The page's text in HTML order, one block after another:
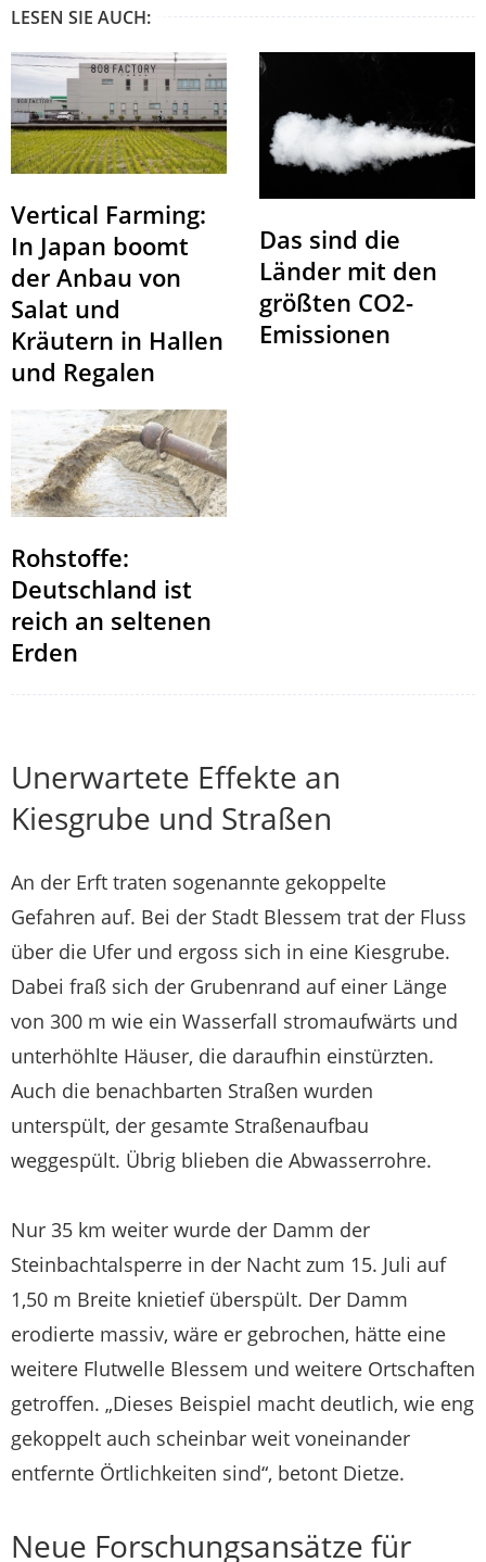
LESEN SIE AUCH:
Vertical Farming:
In Japan boomt
der Anbau von
Salat und
Kräutern in Hallen
und Regalen
Das sind die
Länder mit den
größten CO2-
Emissionen
Rohstoffe:
Deutschland ist
reich an seltenen
Erden
Unerwartete Effekte an
Kiesgrube und Straßen
An der Erft traten sogenannte gekoppelte
Gefahren auf. Bei der Stadt Blessem trat der Fluss
über die Ufer und ergoss sich in eine Kiesgrube.
Dabei fraß sich der Grubenrand auf einer Länge
von 300 m wie ein Wasserfall stromaufwärts und
unterhöhlte Häuser, die daraufhin einstürzten.
Auch die benachbarten Straßen wurden
unterspült, der gesamte Straßenaufbau
weggespült. Übrig blieben die Abwasserrohre.
Nur 35 km weiter wurde der Damm der
Steinbachtalsperre in der Nacht zum 15. Juli auf
1,50 m Breite knietief überspült. Der Damm
erodierte massiv, wäre er gebrochen, hätte eine
weitere Flutwelle Blessem und weitere Ortschaften
getroffen. „Dieses Beispiel macht deutlich, wie eng
gekoppelt auch scheinbar weit voneinander
entfernte Örtlichkeiten sind“, betont Dietze.
Neue Forschungsansätze für